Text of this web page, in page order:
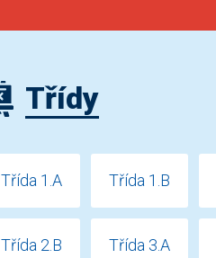
Třídy
Třída 1.A Třída 1.B
Třída 2.B Třída 3.A